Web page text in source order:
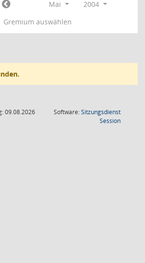
Mai
2004
Gremium auswählen
09.08.2026
Software:Sitzungsdienst
Session(Wird in